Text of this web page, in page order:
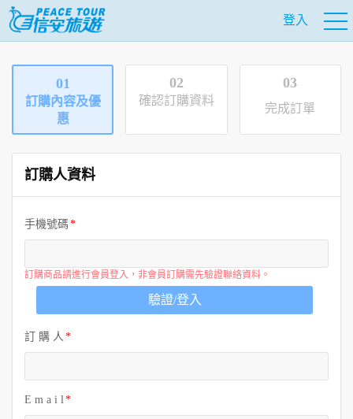
登入
01
訂購內容及優
惠
02
確認訂購資料
03
完成訂單
訂購人資料
手機號碼
訂購商品請進行會員登入，非會員訂購需先驗證聯絡資料。
驗證/登入
訂 購 人
E m a i l